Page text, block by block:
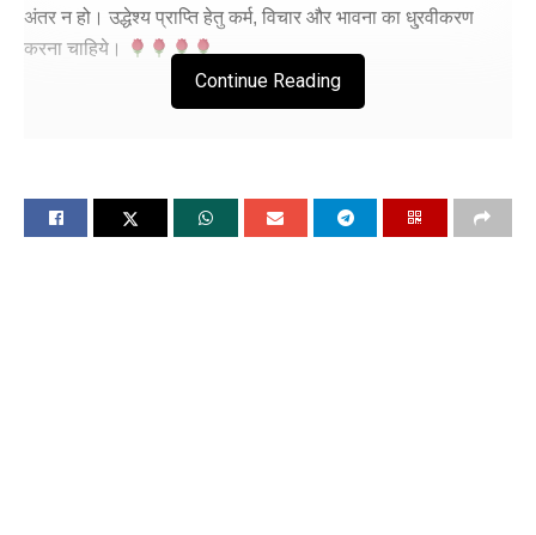
अंतर न हो। उद्धेश्य प्राप्ति हेतु कर्म, विचार और भावना का धु्रवीकरण
करना चाहिये।
Continue Reading